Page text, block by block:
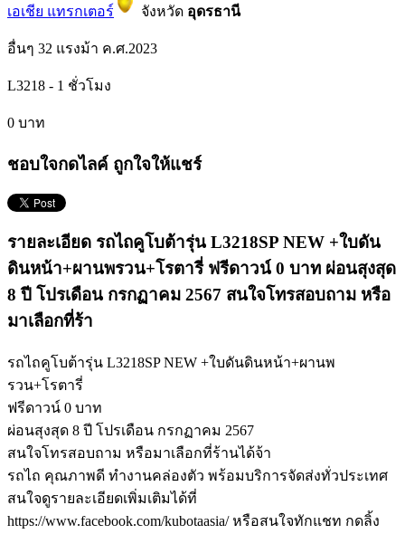
เอเชีย แทรกเตอร์ จังหวัด อุดรธานี
อื่นๆ 32 แรงม้า ค.ศ.2023
L3218 - 1 ชั่วโมง
0 บาท
ชอบใจกดไลค์ ถูกใจให้แชร์
รายละเอียด รถไถคูโบต้ารุ่น L3218SP NEW +ใบดัน
ดินหน้า+ผานพรวน+โรตารี่ ฟรีดาวน์ 0 บาท ผ่อนสุงสุด
8 ปี โปรเดือน กรกฏาคม 2567 สนใจโทรสอบถาม หรือ
มาเลือกที่ร้า
รถไถคูโบต้ารุ่น L3218SP NEW +ใบดันดินหน้า+ผานพ
รวน+โรตารี่
ฟรีดาวน์ 0 บาท
ผ่อนสุงสุด 8 ปี โปรเดือน กรกฏาคม 2567
สนใจโทรสอบถาม หรือมาเลือกที่ร้านได้จ้า
รถไถ คุณภาพดี ทำงานคล่องตัว พร้อมบริการจัดส่งทั่วประเทศ
สนใจดูรายละเอียดเพิ่มเติมได้ที่
https://www.facebook.com/kubotaasia/ หรือสนใจทักแชท กดลิ้ง